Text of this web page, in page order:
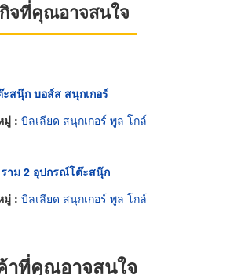
จที่คุณอาจสนใจ
สนุ๊ก บอส์ส สนุกเกอร์
มู่ : บิลเลียด สนุกเกอร์ พูล โกล์
าม 2 อุปกรณ์โต๊ะสนุ๊ก
มู่ : บิลเลียด สนุกเกอร์ พูล โกล์
าที่คุณอาจสนใจ